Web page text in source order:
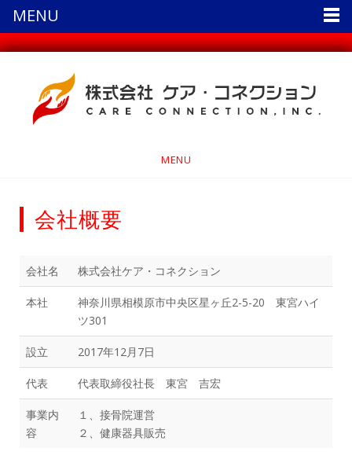
MENU
会社概要
会社名 株式会社ケア・コネクション
本社
神奈川県相模原市中央区星ヶ丘2-5-20 東宮ハイ
ツ301
設立 2017年12月7日
代表 代表取締役社長 東宮 吉宏
事業内
容
１、接骨院運営
２、健康器具販売
MENU